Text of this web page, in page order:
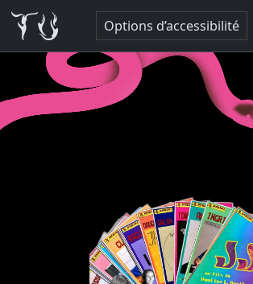
Options d’accessibilité